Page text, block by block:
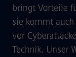
bringt Vorteile
sie kommt
vor
Technik. Unser